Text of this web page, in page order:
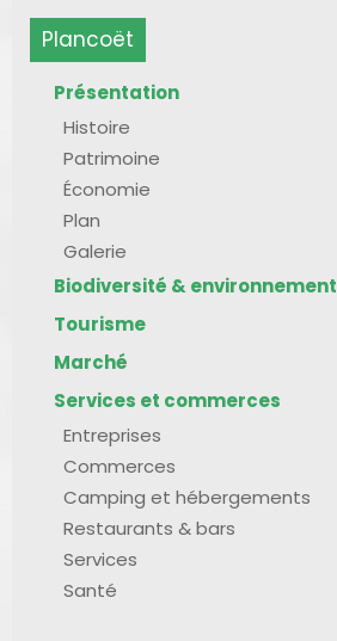
Plancoët
Présentation
Histoire
Patrimoine
Économie
Plan
Galerie
Biodiversité & environnement
Tourisme
Marché
Services et commerces
Entreprises
Commerces
Camping et hébergements
Restaurants & bars
Services
Santé